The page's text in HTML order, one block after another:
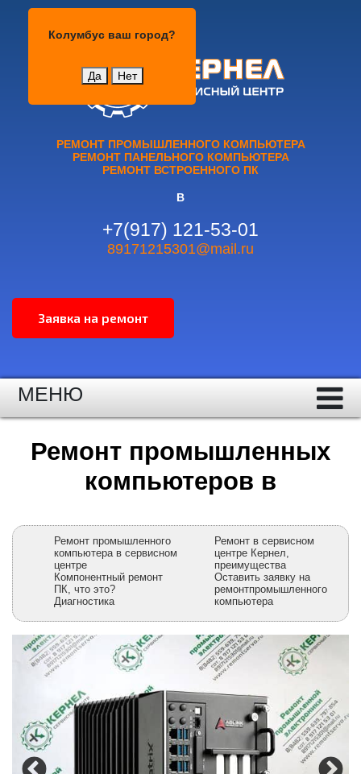
Колумбус ваш город?
Да Нет
РЕМОНТ ПРОМЫШЛЕННОГО КОМПЬЮТЕРА
РЕМОНТ ПАНЕЛЬНОГО КОМПЬЮТЕРА
РЕМОНТ ВСТРОЕННОГО ПК
В
+7(917) 121-53-01
89171215301@mail.ru
МЕНЮ
Ремонт промышленных
компьютеров в
Ремонт промышленного
компьютера в сервисном
центре
Компонентный ремонт
ПК, что это?
Диагностика
Ремонт в сервисном
центре Кернел,
преимущества
Оставить заявку на
ремонтпромышленного
компьютера